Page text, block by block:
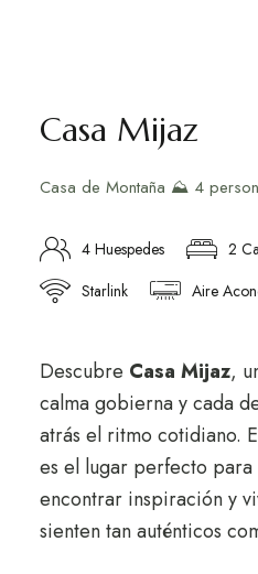
Casa Mijaz
Casa de Montaña ⛰️ 4
4 Huespedes 2
Starlink
Aire
Descubre Casa Mijaz,
calma gobierna y cada
atrás el ritmo cotidiano.
es el lugar perfecto
encontrar inspiración y
sienten tan auténticos